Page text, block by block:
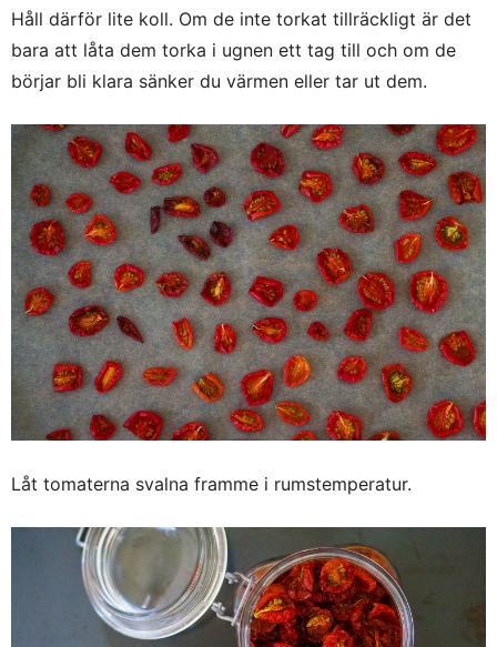
Håll därför lite koll. Om de inte torkat tillräckligt är det
bara att låta dem torka i ugnen ett tag till och om de
börjar bli klara sänker du värmen eller tar ut dem.
Låt tomaterna svalna framme i rumstemperatur.